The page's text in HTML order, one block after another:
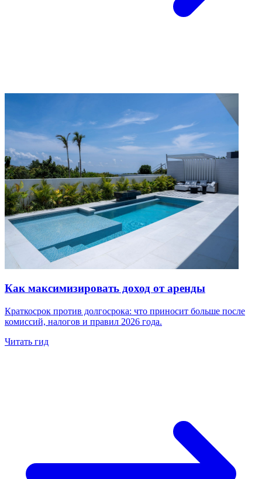
Как максимизировать доход от аренды
Краткосрок против долгосрока: что приносит больше после
комиссий, налогов и правил 2026 года.
Читать гид